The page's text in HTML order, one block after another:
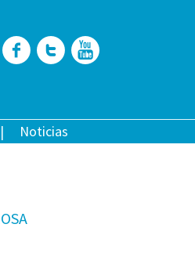
Facebook
Twitter
Noticias